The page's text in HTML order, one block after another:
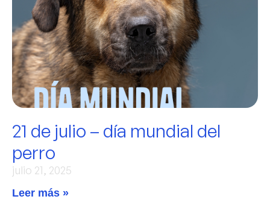
21 de julio – día mundial del
perro
julio 21, 2025
Leer más »